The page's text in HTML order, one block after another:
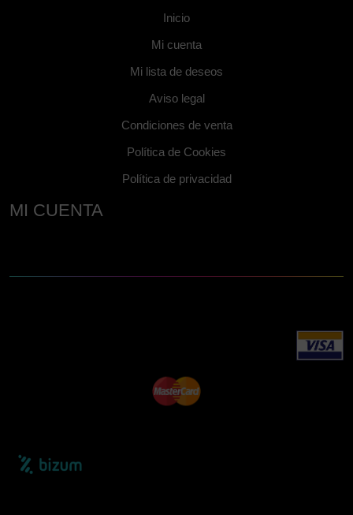
Inicio
Mi cuenta
Mi lista de deseos
Aviso legal
Condiciones de venta
Política de Cookies
Política de privacidad
MI CUENTA